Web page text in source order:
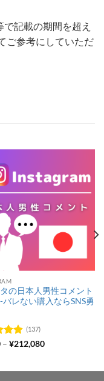
記載の期間を超え
ご参考にしていただ
の日本人男性コメント
バレない購入ならSNS勇
(137)
– ¥212,080価